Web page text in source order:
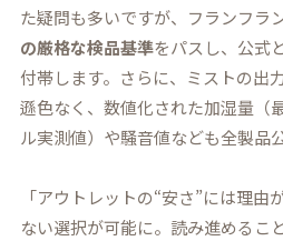
た疑問も多いですが、フランフラ
の厳格な検品基準をパスし、公式
付帯します。さらに、ミストの出
遜色なく、数値化された加湿量
ル実測値）や騒音値なども全製品
「アウトレットの“安さ”には理
ない選択が可能に。読み進めるこ